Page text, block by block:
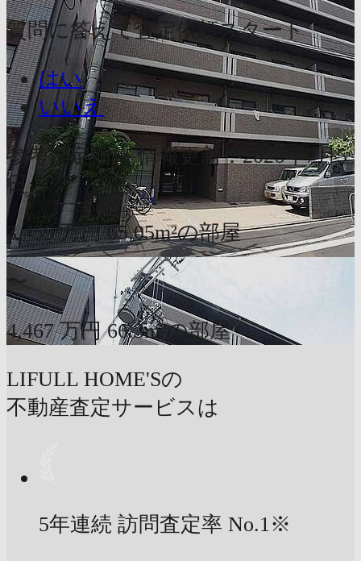
質問に答えて査定依頼スタート
はい
いいえ
参考査定価格 情報更新：2026年7月5
日
3,459 万円 65.05m²の部屋
〜
4,467 万円 66.3m²の部屋
LIFULL HOME'Sの
不動産査定サービスは
5年連続 訪問査定率 No.1※